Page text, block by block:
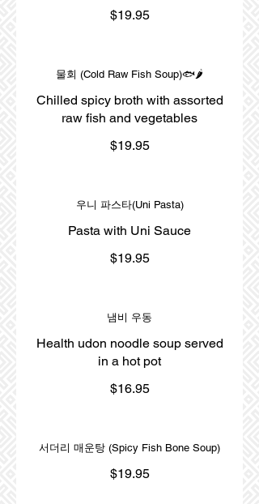
$19.95
물회 (Cold Raw Fish Soup)🐟🌶️
Chilled spicy broth with assorted
raw fish and vegetables
$19.95
우니 파스타(Uni Pasta)
Pasta with Uni Sauce
$19.95
냄비 우동
Health udon noodle soup served
in a hot pot
$16.95
서더리 매운탕 (Spicy Fish Bone Soup)
$19.95